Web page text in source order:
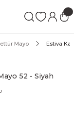
Mayo Estiva
52 - Siyah